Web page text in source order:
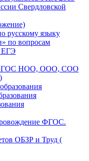
Свердловской
русскому языку
по вопросам
ЕГЭ
ФГОС НОО, ООО, СОО
ФГОС.
ОБЗР и Труд (